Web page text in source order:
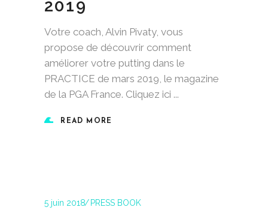
2019
Votre coach, Alvin Pivaty, vous
propose de découvrir comment
améliorer votre putting dans le
PRACTICE de mars 2019, le magazine
de la PGA France. Cliquez ici
READ MORE
5 juin 2018 PRESS BOOK